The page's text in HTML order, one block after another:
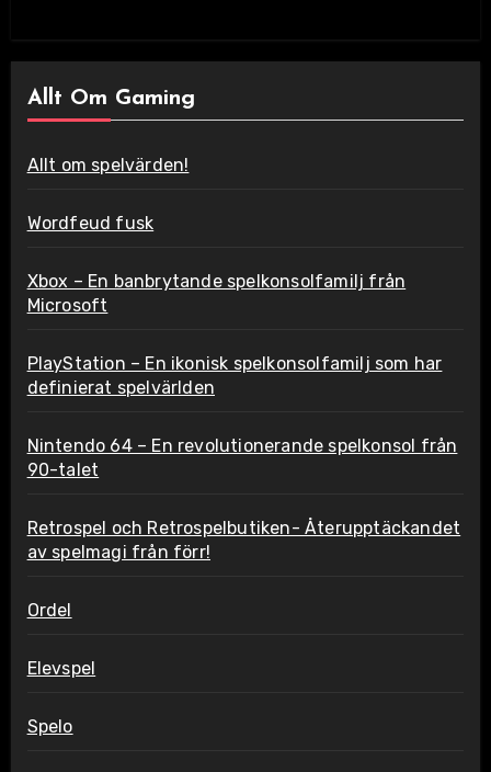
Allt Om Gaming
Allt om spelvärden!
Wordfeud fusk
Xbox – En banbrytande spelkonsolfamilj från
Microsoft
PlayStation – En ikonisk spelkonsolfamilj som har
definierat spelvärlden
Nintendo 64 – En revolutionerande spelkonsol från
90-talet
Retrospel och Retrospelbutiken- Återupptäckandet
av spelmagi från förr!
Ordel
Elevspel
Spelo